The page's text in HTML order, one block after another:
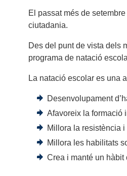
El passat més de
ciutadania.
Des del punt de vista dels
programa de natació
La natació escolar es una
Desenvolupament
Afavoreix la formació
Millora la resistència
Millora les habilitats
Crea i manté un hàbit